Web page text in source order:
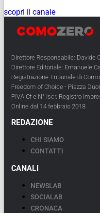
scopri il canale
Direttore Responsabile: Davide
Direttore Editoriale: Emanuele
Registrazione Tribunale di
Freedom of Choice - Piazza
PIVA Cf e N° Iscr. Registro
Online dal 14 febbraio 2018
REDAZIONE
CHI SIAMO
CONTATTI
CANALI
NEWSLAB
SOCIALAB
CRONACA